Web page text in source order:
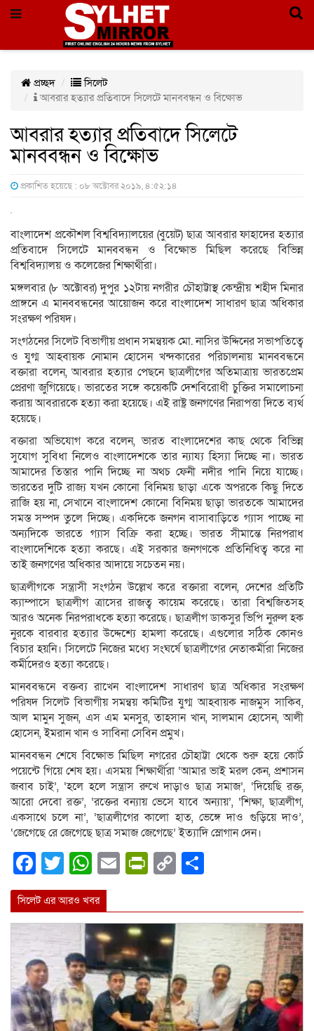
প্রচ্ছদ
সিলেট
আবরার হত্যার প্রতিবাদে সিলেটে মানববন্ধন ও বিক্ষোভ
আবরার হত্যার প্রতিবাদে সিলেটে
মানববন্ধন ও বিক্ষোভ
প্রকাশিত হয়েছে : ০৮ অক্টোবর ২০১৯, ৪:৫২:১৪
বাংলাদেশ প্রকৌশল বিশ্ববিদ্যালয়ের (বুয়েট) ছাত্র আবরার ফাহাদের হত্যার
প্রতিবাদে সিলেটে মানববন্ধন ও বিক্ষোভ মিছিল করেছে বিভিন্ন
বিশ্ববিদ্যালয় ও কলেজের শিক্ষার্থীরা।
মঙ্গলবার (৮ অক্টোবর) দুপুর ১২টায় নগরীর চৌহাট্টাস্থ কেন্দ্রীয় শহীদ মিনার
প্রাঙ্গনে এ মানববন্ধনের আয়োজন করে বাংলাদেশ সাধারণ ছাত্র অধিকার
সংরক্ষণ পরিষদ।
সংগঠনের সিলেট বিভাগীয় প্রধান সমন্বয়ক মো. নাসির উদ্দিনের সভাপতিত্বে
ও যুগ্ম আহবায়ক নোমান হোসেন খন্দকারের পরিচালনায় মানববন্ধনে
বক্তারা বলেন, আবরার হত্যার পেছনে ছাত্রলীগের অতিমাত্রায় ভারতপ্রেম
প্রেরণা জুগিয়েছে। ভারতের সঙ্গে কয়েকটি দেশবিরোধী চুক্তির সমালোচনা
করায় আবরারকে হত্যা করা হয়েছে। এই রাষ্ট্র জনগণের নিরাপত্তা দিতে ব্যর্থ
হয়েছে।
বক্তারা অভিযোগ করে বলেন, ভারত বাংলাদেশের কাছ থেকে বিভিন্ন
সুযোগ সুবিধা নিলেও বাংলাদেশকে তার ন্যায্য হিস্যা দিচ্ছে না। ভারত
আমাদের তিস্তার পানি দিচ্ছে না অথচ ফেনী নদীর পানি নিয়ে যাচ্ছে।
ভারতের দুটি রাজ্য যখন কোনো বিনিময় ছাড়া একে অপরকে কিছু দিতে
রাজি হয় না, সেখানে বাংলাদেশ কোনো বিনিময় ছাড়া ভারতকে আমাদের
সমস্ত সম্পদ তুলে দিচ্ছে। একদিকে জনগন বাসাবাড়িতে গ্যাস পাচ্ছে না
অন্যদিকে ভারতে গ্যাস বিক্রি করা হচ্ছে। ভারত সীমান্তে নিরপরাধ
বাংলাদেশিকে হত্যা করছে। এই সরকার জনগণকে প্রতিনিধিত্ব করে না
তাই জনগণের অধিকার আদায়ে সচেতন নয়।
ছাত্রলীগকে সন্ত্রাসী সংগঠন উল্লেখ করে বক্তারা বলেন, দেশের প্রতিটি
ক্যাম্পাসে ছাত্রলীগ ত্রাসের রাজত্ব কায়েম করেছে। তারা বিশ্বজিতসহ
আরও অনেক নিরপরাধকে হত্যা করেছে। ছাত্রলীগ ডাকসুর ভিপি নুরুল হক
নুরকে বারবার হত্যার উদ্দেশ্যে হামলা করেছে। এগুলোর সঠিক কোনও
বিচার হয়নি। সিলেটে নিজের মধ্যে সংঘর্ষে ছাত্রলীগের নেতাকর্মীরা নিজের
কর্মীদেরও হত্যা করেছে।
মানববন্ধনে বক্তব্য রাখেন বাংলাদেশ সাধারণ ছাত্র অধিকার সংরক্ষণ
পরিষদ সিলেট বিভাগীয় সমন্বয় কমিটির যুগ্ম আহবায়ক নাজমুস সাকিব,
আল মামুন সুজন, এস এম মনসুর, তাহসান খান, সালমান হোসেন, আলী
হোসেন, ইমরান খান ও সাবিনা সেবিন প্রমুখ।
মানববন্ধন শেষে বিক্ষোভ মিছিল নগরের চৌহাট্টা থেকে শুরু হয়ে কোর্ট
পয়েন্টে গিয়ে শেষ হয়। এসময় শিক্ষার্থীরা ‘আমার ভাই মরল কেন, প্রশাসন
জবাব চাই’, ‘হলে হলে সন্ত্রাস রুখে দাড়াও ছাত্র সমাজ’, ‘দিয়েছি রক্ত,
আরো দেবো রক্ত’, ‘রক্তের বন্যায় ভেসে যাবে অন্যায়’, ‘শিক্ষা, ছাত্রলীগ,
একসাথে চলে না’, ‘ছাত্রলীগের কালো হাত, ভেঙ্গে দাও গুড়িয়ে দাও’,
‘জেগেছে রে জেগেছে ছাত্র সমাজ জেগেছে’ ইত্যাদি স্লোগান দেন।
Facebook
Twitter
WhatsApp
EmailPrintFriendly
Copy
সিলেট এর আরও খবর